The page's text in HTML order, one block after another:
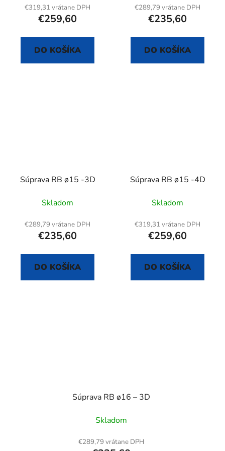
€319,31 vrátane DPH
€259,60
DO KOŠÍKA
€289,79 vrátane DPH
€235,60
DO KOŠÍKA
Súprava RB ø15 -3D
Skladom
€289,79 vrátane DPH
€235,60
DO KOŠÍKA
Súprava RB ø15 -4D
Skladom
€319,31 vrátane DPH
€259,60
DO KOŠÍKA
Súprava RB ø16 – 3D
Skladom
€289,79 vrátane DPH